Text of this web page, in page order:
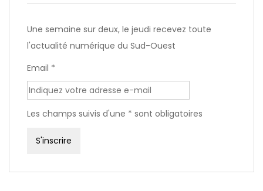
Une semaine sur deux, le jeudi recevez toute
l'actualité numérique du Sud-Ouest
Email *
Les champs suivis d'une * sont obligatoires